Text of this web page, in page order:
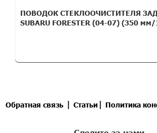
ПОВОДОК СТЕКЛООЧИСТИТЕЛЯ
SUBARU FORESTER (04-07) (350
Обратная связь| Статьи| Политика